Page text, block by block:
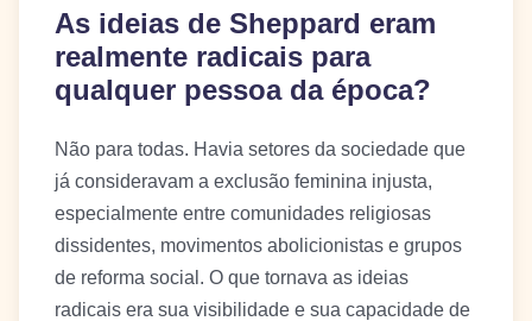
As ideias de Sheppard eram
realmente radicais para
qualquer pessoa da época?
Não para todas. Havia setores da sociedade que
já consideravam a exclusão feminina injusta,
especialmente entre comunidades religiosas
dissidentes, movimentos abolicionistas e grupos
de reforma social. O que tornava as ideias
radicais era sua visibilidade e sua capacidade de